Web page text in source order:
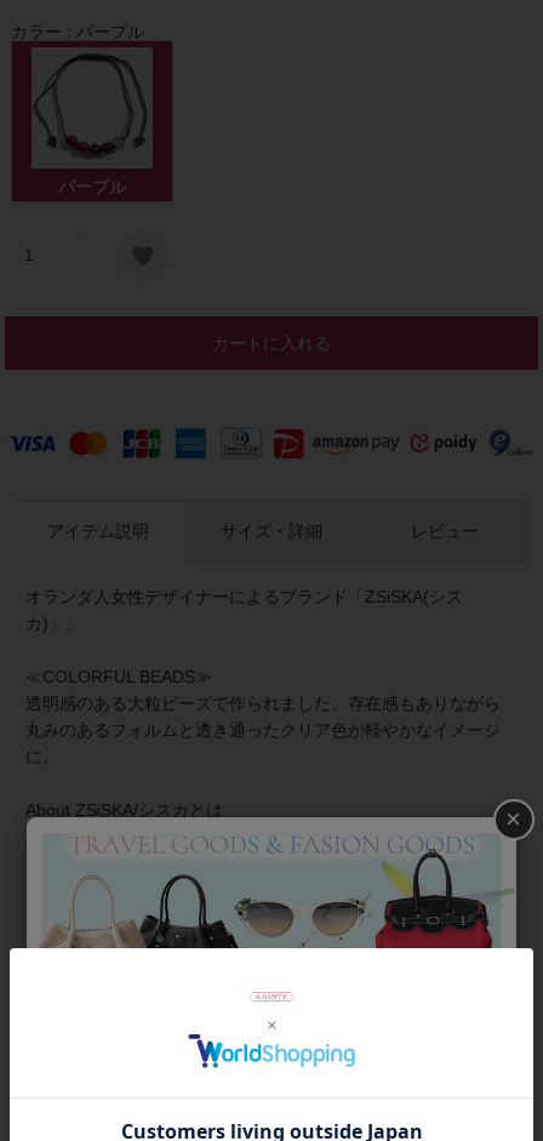
カラー パープル
パープル
カートに入れる
アイテム説明
オランダ人女性デザイナーによるブランド「ZSiSKA(シス
カ)」。
≪COLORFUL BEADS≫
透明感のある大粒ビーズで作られました。存在感もありながら
丸みのあるフォルムと透き通ったクリア色が軽やかなイメージ
に。
About ZSiSKA/シスカとは
上質な樹脂、ポリエステルレジンの特性を活かし、ガラスのよ
うな質感を再現しつつも、軽くてつけやすいことで人気を博し
ています。肌に触れる部分に金属を使用していないため、アレ
ルギーの方でも安心してお使いいただけます。
サイズ・詳細 レビュー
×